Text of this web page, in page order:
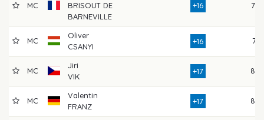
MC
BRISOUT DE
BARNEVILLE
+16 79
MC
Oliver
CSANYI
+16 74
MC
Jiri
VIK
+17 80
MC
Valentin
FRANZ
+17 80